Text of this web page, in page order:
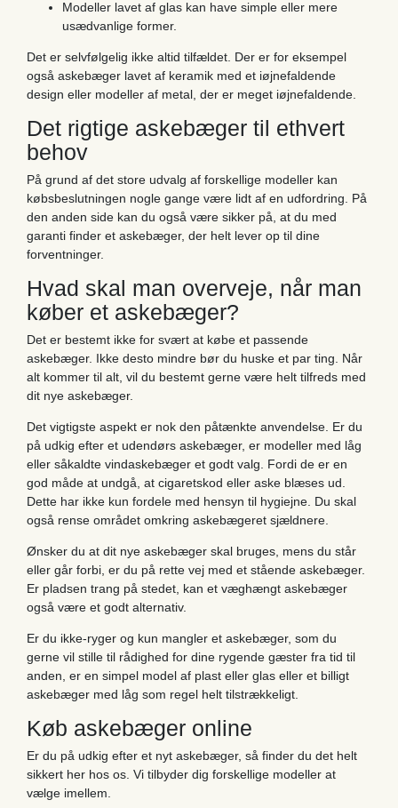
Modeller lavet af glas kan have simple eller mere
usædvanlige former.
Det er selvfølgelig ikke altid tilfældet. Der er for eksempel
også askebæger lavet af keramik med et iøjnefaldende
design eller modeller af metal, der er meget iøjnefaldende.
Det rigtige askebæger til ethvert
behov
På grund af det store udvalg af forskellige modeller kan
købsbeslutningen nogle gange være lidt af en udfordring. På
den anden side kan du også være sikker på, at du med
garanti finder et askebæger, der helt lever op til dine
forventninger.
Hvad skal man overveje, når man
køber et askebæger?
Det er bestemt ikke for svært at købe et passende
askebæger. Ikke desto mindre bør du huske et par ting. Når
alt kommer til alt, vil du bestemt gerne være helt tilfreds med
dit nye askebæger.
Det vigtigste aspekt er nok den påtænkte anvendelse. Er du
på udkig efter et udendørs askebæger, er modeller med låg
eller såkaldte vindaskebæger et godt valg. Fordi de er en
god måde at undgå, at cigaretskod eller aske blæses ud.
Dette har ikke kun fordele med hensyn til hygiejne. Du skal
også rense området omkring askebægeret sjældnere.
Ønsker du at dit nye askebæger skal bruges, mens du står
eller går forbi, er du på rette vej med et stående askebæger.
Er pladsen trang på stedet, kan et væghængt askebæger
også være et godt alternativ.
Er du ikke-ryger og kun mangler et askebæger, som du
gerne vil stille til rådighed for dine rygende gæster fra tid til
anden, er en simpel model af plast eller glas eller et billigt
askebæger med låg som regel helt tilstrækkeligt.
Køb askebæger online
Er du på udkig efter et nyt askebæger, så finder du det helt
sikkert her hos os. Vi tilbyder dig forskellige modeller at
vælge imellem.